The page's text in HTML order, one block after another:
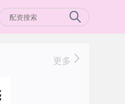
更多